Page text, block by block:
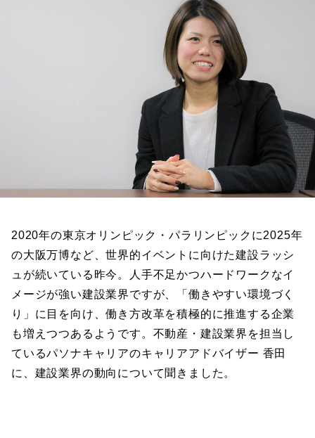
2020年の東京オリンピック・パラリンピックに2025年
の大阪万博など、世界的イベントに向けた建設ラッシ
ュが続いている昨今。人手不足かつハードワークなイ
メージが強い建設業界ですが、「働きやすい環境づく
り」に目を向け、働き方改革を積極的に推進する企業
も増えつつあるようです。不動産・建設業界を担当し
ているパソナキャリアのキャリアアドバイザー 香田
に、建設業界の動向について聞きました。